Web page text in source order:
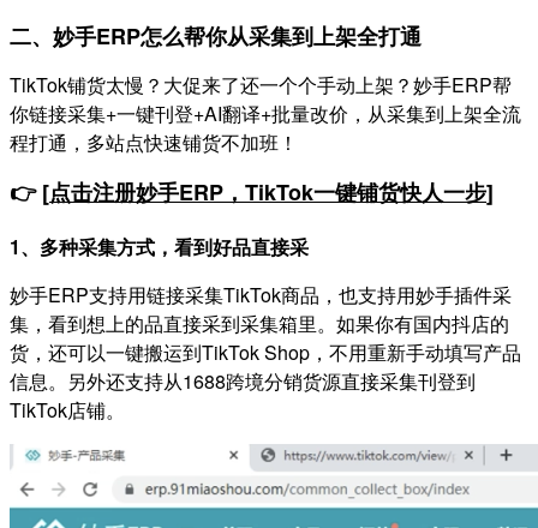
二、妙手ERP怎么帮你从采集到上架全打通
TikTok铺货太慢？大促来了还一个个手动上架？妙手ERP帮
你链接采集+一键刊登+AI翻译+批量改价，从采集到上架全流
程打通，多站点快速铺货不加班！
👉 [点击注册妙手ERP，TikTok一键铺货快人一步]
1、多种采集方式，看到好品直接采
妙手ERP支持用链接采集TikTok商品，也支持用妙手插件采
集，看到想上的品直接采到采集箱里。如果你有国内抖店的
货，还可以一键搬运到TikTok Shop，不用重新手动填写产品
信息。另外还支持从1688跨境分销货源直接采集刊登到
TikTok店铺。